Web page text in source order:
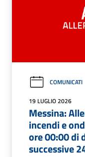
COMUNICATI
19 LUGLIO 2026
Messina:
incendi e
ore 00:00 di
successive